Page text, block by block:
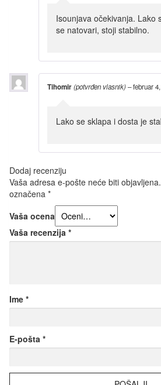
Isounjava očekivanja. Lako
se natovari, stoji stabilno.
Tihomir(potvrđen vlasnik)–februar
Lako se sklapa i dosta je
Dodaj recenziju
Vaša adresa e-pošte neće biti objavljena.
označena *
Vaša ocena
Vaša recenzija *
Ime *
E-pošta *